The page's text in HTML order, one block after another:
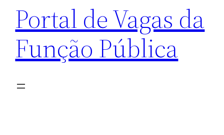
Portal de Vagas da
Função Pública